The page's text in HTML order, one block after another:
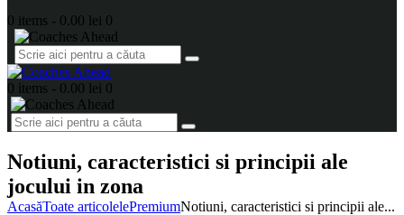
0 items - 0.00 lei 0
0 items - 0.00 lei 0
Notiuni, caracteristici si principii ale
jocului in zona
AcasăToate articolelePremiumNotiuni, caracteristici si principii ale...